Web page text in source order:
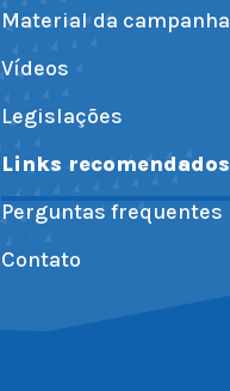
Material da campanha
Vídeos
Legislações
Links recomendados
Perguntas frequentes
Contato